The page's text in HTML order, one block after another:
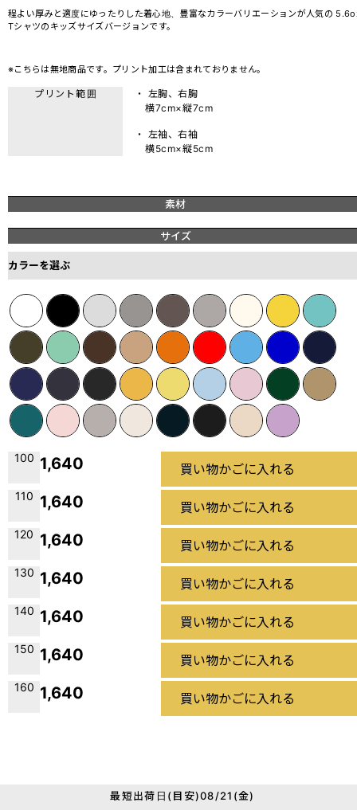
程よい厚みと適度にゆったりした着心地、豊富なカラーバリエーションが人気の
Tシャツのキッズサイズバージョンです。
※こちらは無地商品です。プリント加工は含まれておりません。
プリント範囲
・ 左胸、右胸
横7cm×縦7cm
・ 左袖、右袖
横5cm×縦5cm
素材
サイズ
カラーを選ぶ
100 1,640 買い物かごに入れる
110 1,640 買い物かごに入れる
120 1,640 買い物かごに入れる
130 1,640 買い物かごに入れる
140 1,640 買い物かごに入れる
150 1,640 買い物かごに入れる
160 1,640 買い物かごに入れる
最短出荷日(目安)08/21(金)